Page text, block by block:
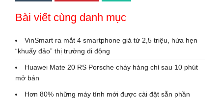
Bài viết cùng danh mục
VinSmart ra mắt 4 smartphone giá từ 2,5 triệu, hứa hẹn
“khuấy đảo” thị trường di động
Huawei Mate 20 RS Porsche cháy hàng chỉ sau 10 phút
mở bán
Hơn 80% những máy tính mới được cài đặt sẵn phần